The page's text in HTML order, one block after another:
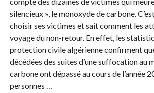
silencieux », le monoxyde de carbone.
choisir ses victimes et sait comment les
voyage du non-retour. En effet, les
protection civile algérienne confirment
décédées des suites d’une suffocation au
carbone ont dépassé au cours de l’année
personnes …